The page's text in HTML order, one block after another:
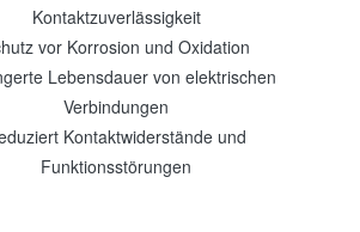
Kontaktzuverlässigkeit
vor Korrosion und Oxidation
Lebensdauer von elektrischen
Verbindungen
Kontaktwiderstände und
Funktionsstörungen